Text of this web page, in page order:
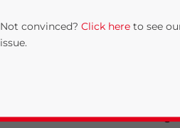
Antragsverfahren für die
Pilotprojekt, welches
Güter erlaubt, welche an
die
Not convinced? Click here to see
issue.